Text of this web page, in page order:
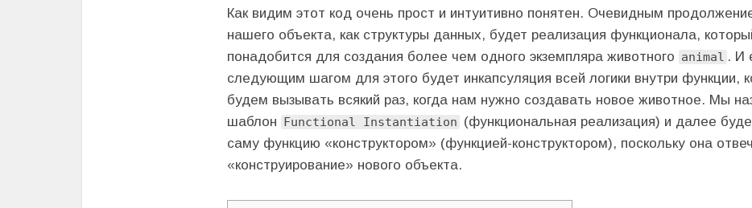
Как видим этот код очень прост и интуитивно понятен. Очевидным
нашего объекта, как структуры данных, будет реализация функционала,
понадобится для создания более чем одного экземпляра животного animal . И
следующим шагом для этого будет инкапсуляция всей логики внутри функции,
будем вызывать всякий раз, когда нам нужно создавать новое животное. Мы
шаблон Functional Instantiation (функциональная реализация) и далее
саму функцию «конструктором» (функцией-конструктором), поскольку она
«конструирование» нового объекта.